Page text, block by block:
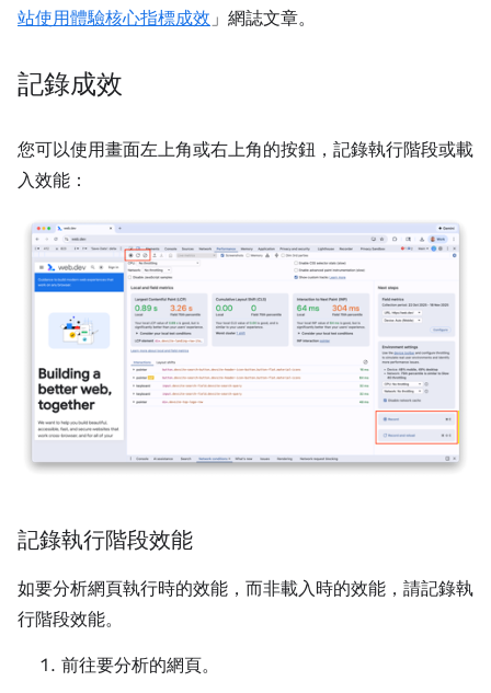
站使用體驗核心指標成效 」網誌文章。
記錄成效
您可以使用畫面左上角或右上角的按鈕，記錄執行階段或載
入效能：
記錄執行階段效能
如要分析網頁執行時的效能，而非載入時的效能，請記錄執
行階段效能。
前往要分析的網頁。